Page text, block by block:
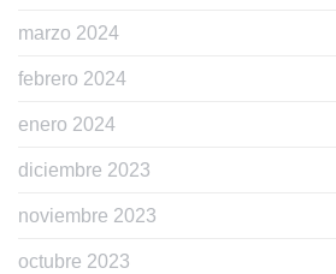
marzo 2024
febrero 2024
enero 2024
diciembre 2023
noviembre 2023
octubre 2023